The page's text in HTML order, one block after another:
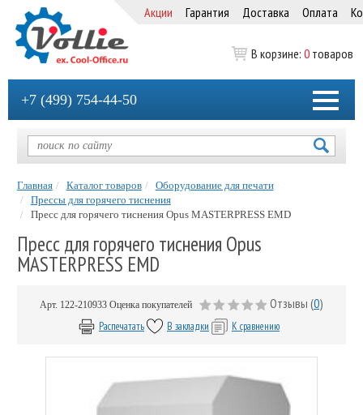
Акции Гарантия Доставка Оплата
В корзине: 0 товаров
+7 (499) 754-44-50
Главная Каталог товаров
Оборудование для печати
Прессы для горячего тиснения
Пресс для горячего тиснения Opus MASTERPRESS EMD
Пресс для горячего тиснения Opus
MASTERPRESS EMD
Арт. 122-210933 Оценка покупателей Отзывы (0)
Распечатать В закладки К сравнению